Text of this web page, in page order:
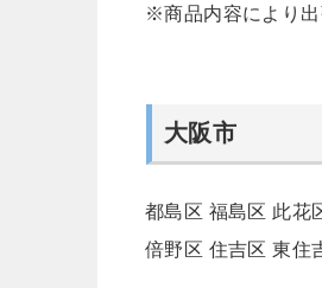
※商品内容により出
大阪市
都島区 福島区 此花
倍野区 住吉区 東住